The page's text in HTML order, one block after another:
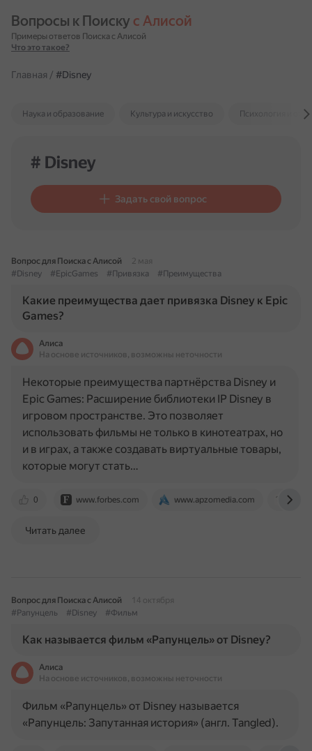
Вопросы к Поиску с Алисой
Примеры ответов Поиска с Алисой
Что это такое?
Главная / #Disney
Наука и образование Культура и искусство Психология и
# Disney
Задать свой вопрос
Вопрос для Поиска с Алисой
2 мая
#Disney
#EpicGames #Привязка #Преимущества
Какие преимущества дает привязка Disney к Epic
Games?
Алиса
На основе источников, возможны неточности
0 www.forbes.com www.apzomedia.com
Некоторые преимущества партнёрства Disney и
Epic Games: Расширение библиотеки IP Disney в
игровом пространстве. Это позволяет
использовать фильмы не только в кинотеатрах, но
и в играх, а также создавать виртуальные товары,
которые могут стать…
Читать далее
Вопрос для Поиска с Алисой
14 октября
#Рапунцель
#Disney #Фильм
Как называется фильм «Рапунцель» от Disney?
Алиса
На основе источников, возможны неточности
Фильм «Рапунцель» от Disney называется
«Рапунцель: Запутанная история» (англ. Tangled).